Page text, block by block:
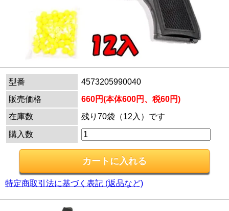
型番
4573205990040
販売価格
660円(本体600円、税60円)
在庫数
残り70袋（12入）です
購入数
特定商取引法に基づく表記 (返品など)